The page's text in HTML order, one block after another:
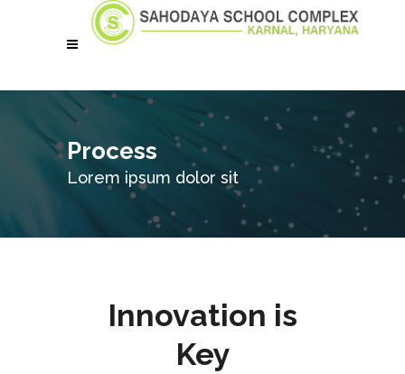
Process
Lorem ipsum dolor sit
Innovation is
Key